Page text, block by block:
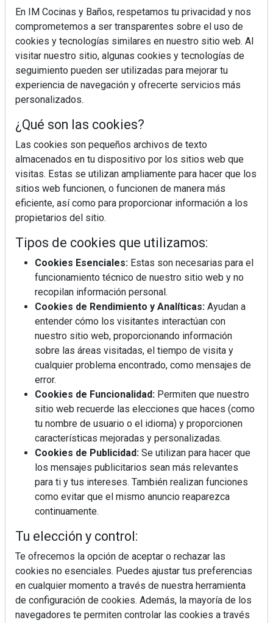
La industrialización, descarbonización y el Plan
BIM España, a debate en REBUILD
MÁS LEÍDOS
La cocina resiste, el mercado duda
MHK Ibérica potencia el crecimiento
de sus asociados con la
marca musterhaus küchen
Diseño, orden y sostenibilidad marcan
¿Por qué la cocina ha destronado al
salón como el espacio favorito de la
casa?
Sapienstone y Cupa Stone refuerzan
su alianza con una nueva superficie
cerámica que anticipa las tendencias
LivingPINO® amplía su visión del
hogar con el lanzamiento de su nueva
línea de armarios
"Ya no hablamos únicamente de
grifería, sino de soluciones completas
para el baño"
En IM Cocinas y Baños, respetamos tu privacidad y nos
comprometemos a ser transparentes sobre el uso de
cookies y tecnologías similares en nuestro sitio web. Al
visitar nuestro sitio, algunas cookies y tecnologías de
seguimiento pueden ser utilizadas para mejorar tu
experiencia de navegación y ofrecerte servicios más
personalizados.
¿Qué son las cookies?
Las cookies son pequeños archivos de texto
almacenados en tu dispositivo por los sitios web que
visitas. Estas se utilizan ampliamente para hacer que los
sitios web funcionen, o funcionen de manera más
eficiente, así como para proporcionar información a los
propietarios del sitio.
Tipos de cookies que utilizamos:
Cookies Esenciales: Estas son necesarias para el
funcionamiento técnico de nuestro sitio web y no
recopilan información personal.
Cookies de Rendimiento y Analíticas: Ayudan a
entender cómo los visitantes interactúan con
nuestro sitio web, proporcionando información
sobre las áreas visitadas, el tiempo de visita y
cualquier problema encontrado, como mensajes de
error.
Cookies de Funcionalidad: Permiten que nuestro
sitio web recuerde las elecciones que haces (como
tu nombre de usuario o el idioma) y proporcionen
características mejoradas y personalizadas.
Cookies de Publicidad: Se utilizan para hacer que
los mensajes publicitarios sean más relevantes
para ti y tus intereses. También realizan funciones
como evitar que el mismo anuncio reaparezca
continuamente.
Tu elección y control:
Te ofrecemos la opción de aceptar o rechazar las
cookies no esenciales. Puedes ajustar tus preferencias
en cualquier momento a través de nuestra herramienta
de configuración de cookies. Además, la mayoría de los
navegadores te permiten controlar las cookies a través